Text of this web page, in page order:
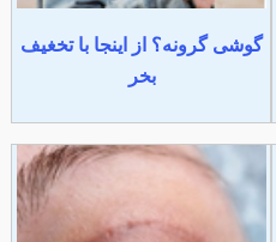
گوشی گرونه؟ از اینجا با تخغیف
بخر